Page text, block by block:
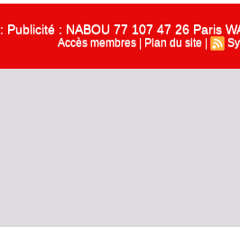
Publicité : NABOU 77 107 47 26 Paris
Accès membres Plan du site